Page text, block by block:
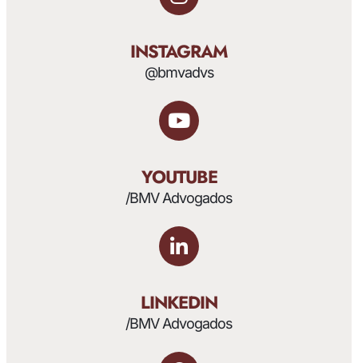
INSTAGRAM
@bmvadvs
YOUTUBE
/BMV Advogados
LINKEDIN
/BMV Advogados